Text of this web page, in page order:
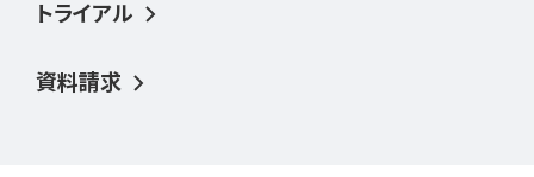
トライアル
資料請求